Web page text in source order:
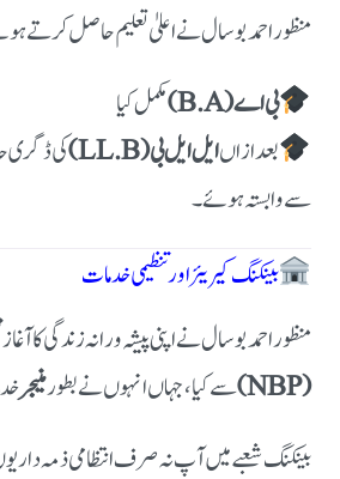
منظور احمد بوسال نے اعلیٰ تعلیم حاصل کرتے
بی اے (B.A)
مکمل کیا
بعد ازاںایل ایل بی (LL.B)
کی ڈگری
سے وابستہ ہوئے۔
بینکنگ کیریئر اور تنظیمی خدمات
منظور احمد بوسال نے اپنی پیشہ ورانہ زندگی کا آغاز
(NBP)
سے کیا، جہاں انہوں نے بطورمنیجر
بینکنگ شعبے میں آپ نہ صرف انتظامی ذمہ